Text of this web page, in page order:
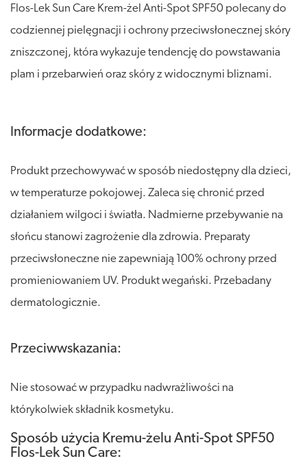
Flos-Lek Sun Care Krem-żel Anti-Spot SPF50 polecany do
codziennej pielęgnacji i ochrony przeciwsłonecznej skóry
zniszczonej, która wykazuje tendencję do powstawania
plam i przebarwień oraz skóry z widocznymi bliznami.
Informacje dodatkowe:
Produkt przechowywać w sposób niedostępny dla dzieci,
w temperaturze pokojowej. Zaleca się chronić przed
działaniem wilgoci i światła. Nadmierne przebywanie na
słońcu stanowi zagrożenie dla zdrowia. Preparaty
przeciwsłoneczne nie zapewniają 100% ochrony przed
promieniowaniem UV. Produkt wegański. Przebadany
dermatologicznie.
Przeciwwskazania:
Nie stosować w przypadku nadwrażliwości na
którykolwiek składnik kosmetyku.
Sposób użycia Kremu-żelu Anti-Spot SPF50
Flos-Lek Sun Care: